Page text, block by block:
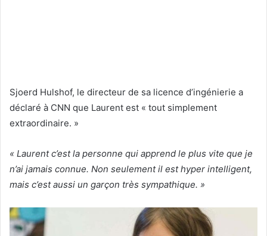
Sjoerd Hulshof, le directeur de sa licence d’ingénierie a
déclaré à CNN que Laurent est « tout simplement
extraordinaire. »
« Laurent c’est la personne qui apprend le plus vite que je
n’ai jamais connue. Non seulement il est hyper intelligent,
mais c’est aussi un garçon très sympathique. »